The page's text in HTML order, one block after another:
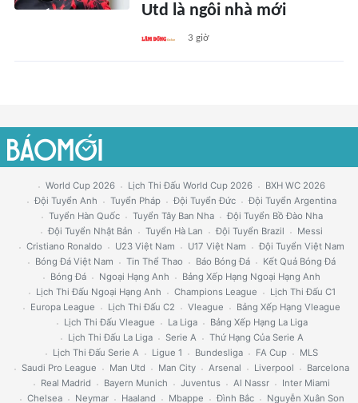
Utd là ngôi nhà mới
3 giờ
World Cup 2026 Lịch Thi Đấu World Cup 2026
BXH WC 2026
Đội Tuyển Anh
Tuyển Pháp Đội Tuyển Đức
Đội Tuyển Argentina
Tuyển Hàn Quốc
Tuyển Tây Ban Nha
Đội Tuyển Bồ Đào Nha
Đội Tuyển Nhật Bản
Tuyển Hà Lan Đội Tuyển Brazil
Messi
Cristiano Ronaldo
U23 Việt Nam U17 Việt Nam
Đội Tuyển Việt Nam
Bóng Đá Việt Nam
Tin Thể Thao Báo Bóng Đá
Kết Quả Bóng Đá
Bóng Đá
Ngoại Hạng Anh
Bảng Xếp Hạng Ngoại Hạng Anh
Lịch Thi Đấu Ngoại Hạng Anh
Champions League
Lịch Thi Đấu C1
Europa League
Lịch Thi Đấu C2 Vleague
Bảng Xếp Hạng Vleague
Lịch Thi Đấu Vleague
La Liga
Bảng Xếp Hạng La Liga
Lịch Thi Đấu La Liga
Serie A
Thứ Hạng Của Serie A
Lịch Thi Đấu Serie A
Ligue 1 Bundesliga FA Cup
MLS
Saudi Pro League
Man Utd Man City Arsenal Liverpool
Barcelona
Real Madrid
Bayern Munich Juventus Al Nassr
Inter Miami
Chelsea
Neymar Haaland Mbappe Đình Bắc Nguyễn Xuân Son